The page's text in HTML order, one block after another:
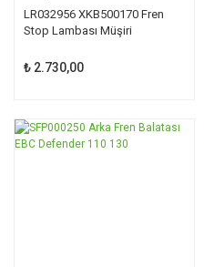
LR032956 XKB500170 Fren
Stop Lambası Müşiri
₺ 2.730,00
TÜKENDİ